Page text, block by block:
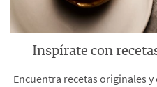
Inspírate con
Encuentra recetas originales